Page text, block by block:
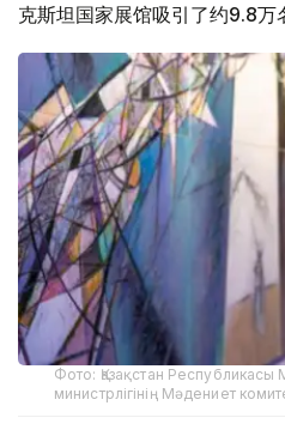
克斯坦国家展馆吸引了约9.8万
Фото: Қазақстан
министрлігінің Мәдениет